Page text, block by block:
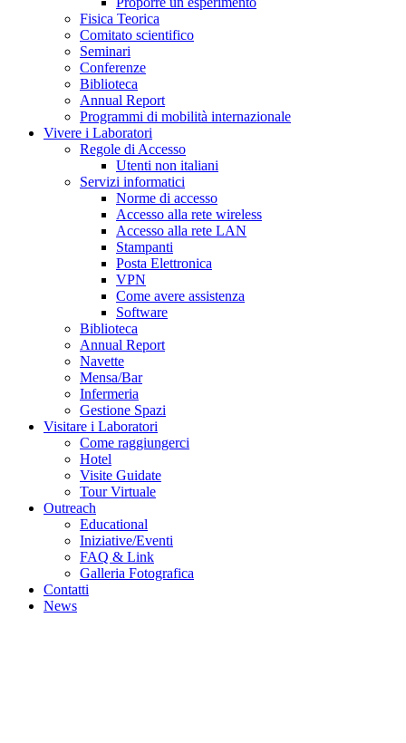
Fisica Teorica
Comitato scientifico
Seminari
Conferenze
Biblioteca
Annual Report
Programmi di mobilità internazionale
Vivere i Laboratori
Regole di Accesso
Utenti non italiani
Servizi informatici
Norme di accesso
Accesso alla rete wireless
Accesso alla rete LAN
Stampanti
Posta Elettronica
VPN
Come avere assistenza
Software
Biblioteca
Annual Report
Navette
Mensa/Bar
Infermeria
Gestione Spazi
Visitare i Laboratori
Come raggiungerci
Hotel
Visite Guidate
Tour Virtuale
Outreach
Educational
Iniziative/Eventi
FAQ & Link
Galleria Fotografica
Contatti
News